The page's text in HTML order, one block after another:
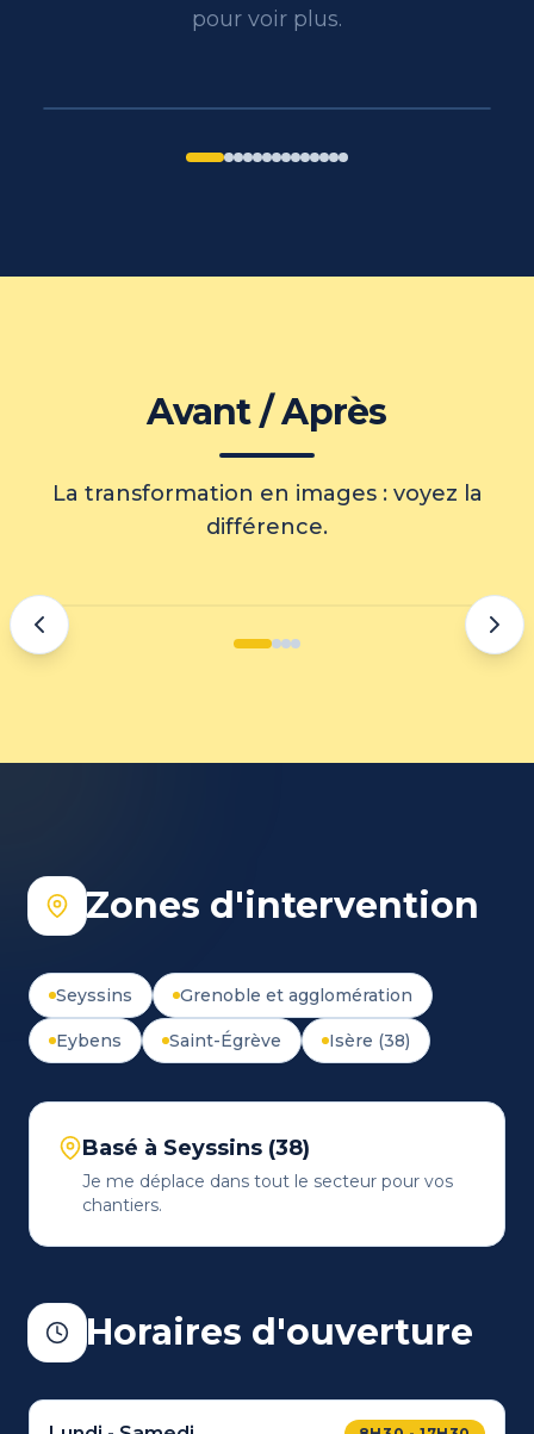
pour voir plus.
Avant / Après
La transformation en images : voyez la
différence.
APRÈS
Zones d'intervention
Seyssins Grenoble et agglomération
Eybens Saint-Égrève Isère (38)
Basé à Seyssins (38)
Je me déplace dans tout le secteur pour vos
chantiers.
Horaires d'ouverture